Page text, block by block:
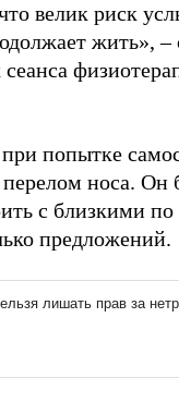
велик риск
жить», –
сеанса
попытке
носа. Он
с близкими
предложений.